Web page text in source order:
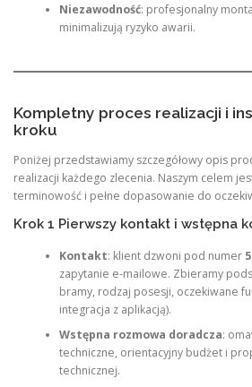
Niezawodność: profesjonalny
minimalizują ryzyko awarii.
Kompletny proces realizacji i
kroku
Poniżej przedstawiamy szczegółowy opis
realizacji każdego zlecenia. Naszym celem
terminowość i pełne dopasowanie do
Krok 1 Pierwszy kontakt i wstępna
Kontakt: klient dzwoni pod numer
zapytanie e‑mailowe. Zbieramy
bramy, rodzaj posesji, oczekiwane
integracja z aplikacją).
Wstępna rozmowa doradcza:
techniczne, orientacyjny budżet i
technicznej.